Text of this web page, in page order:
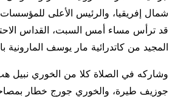
شمال إفريقيا، والرئيس الأعلى
قد ترأس مساء أمس السبت، القداس
المجيد من كاتدرائية مار يوسف المارونية
وشاركه في الصلاة كلا من الخوري نبيل
جوزيف طيرة، والخوري جورج خطار